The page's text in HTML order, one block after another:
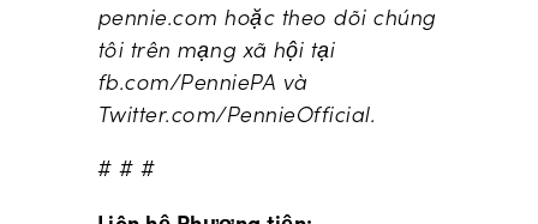
pennie.com hoặc theo dõi chúng
tôi trên mạng xã hội tại
fb.com/PenniePA và
Twitter.com/PennieOfficial.
# # #